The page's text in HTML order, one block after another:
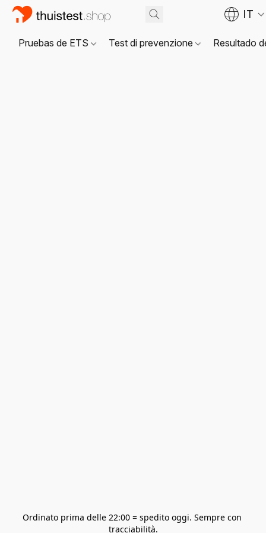
IT
Pruebas de ETS Test di prevenzione Resultado
Ordinato prima delle 22:00 = spedito oggi. Sempre con
tracciabilità.